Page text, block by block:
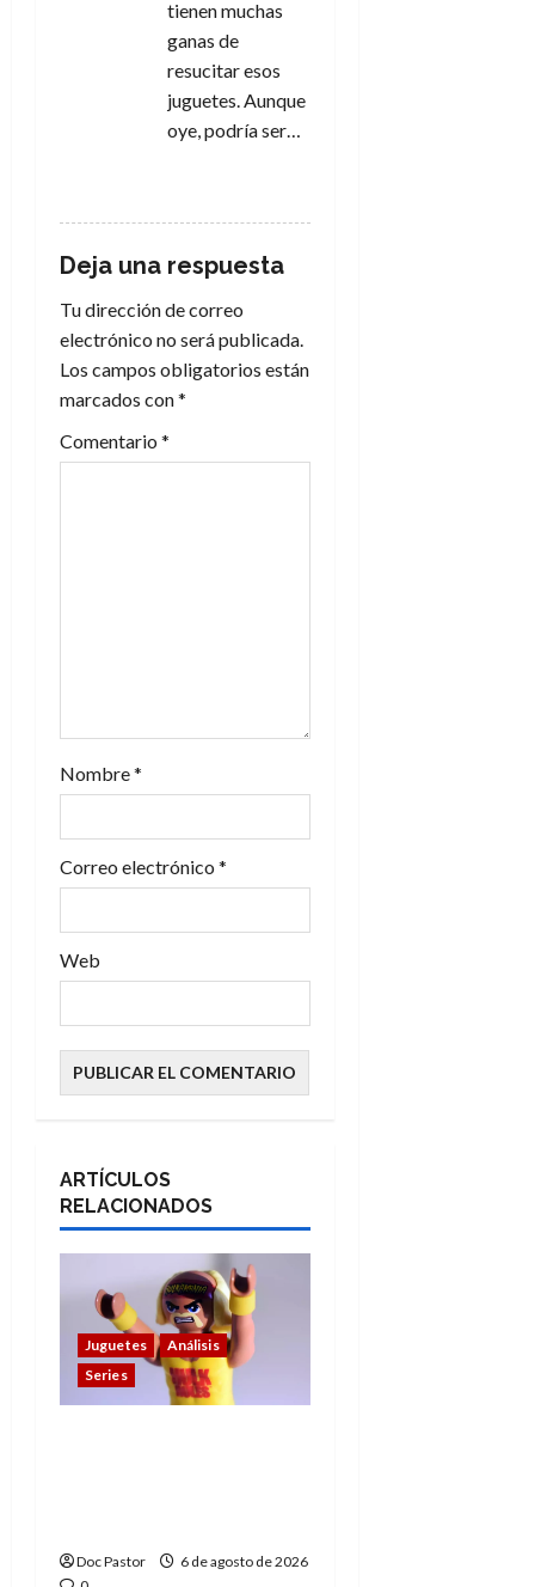
tienen muchas
ganas de
resucitar esos
juguetes. Aunque
oye, podría ser…
Deja una respuesta
Tu dirección de correo
electrónico no será publicada.
Los campos obligatorios están
marcados con*
Comentario *
Nombre*
Correo electrónico *
Web
ARTÍCULOS
RELACIONADOS
Juguetes
Análisis
Series
Doc Pastor
6 de agosto de 2026